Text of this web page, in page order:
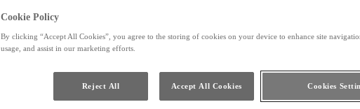
Cookie Policy
By clicking “Accept All Cookies”, you agree to the storing of cookies on your device to enhance site
usage, and assist in our marketing efforts.
Cookies
Reject All Accept All Cookies